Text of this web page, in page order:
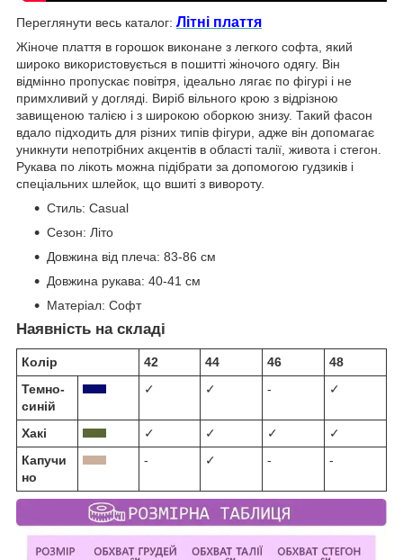
Переглянути весь каталог: Літні плаття
Жіноче плаття в горошок виконане з легкого софта, який
широко використовується в пошитті жіночого одягу. Він
відмінно пропускає повітря, ідеально лягає по фігурі і не
примхливий у догляді. Виріб вільного крою з відрізною
завищеною талією і з широкою оборкою знизу. Такий фасон
вдало підходить для різних типів фігури, адже він допомагає
уникнути непотрібних акцентів в області талії, живота і стегон.
Рукава по лікоть можна підібрати за допомогою гудзиків і
спеціальних шлейок, що вшиті з вивороту.
Стиль: Сasual
Сезон: Літо
Довжина від плеча: 83-86 см
Довжина рукава: 40-41 см
Матеріал: Софт
Наявність на складі
Колір 42 44 46
48
Темно-
синій
✓ ✓ - ✓
Хакі ✓ ✓ ✓
✓
Капучи
но
- ✓ - -